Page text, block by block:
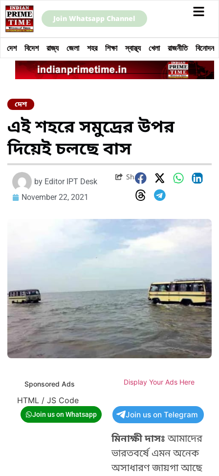
Join Whatsapp Channel
দেশ বিদেশ রাজ্য জেলা শহর শিক্ষা স্বাস্থ্য খেলা রাজনীতি বিনোদন
দেশ
এই শহরে সমুদ্রের উপর
দিয়েই চলছে বাস
by Editor IPT Desk
November 22, 2021
Share
Sponsored Ads Display Your Ads Here
HTML / JS Code
Join us on Whatsapp Join us on Telegram
মিনাক্ষী দাসঃআমাদের
ভারতবর্ষে এমন অনেক
অসাধারণ জায়গা আছে